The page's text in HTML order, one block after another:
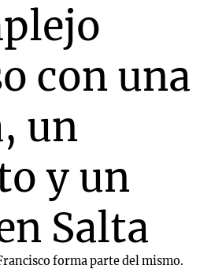
con una
un
y un
Salta
forma parte del mismo.